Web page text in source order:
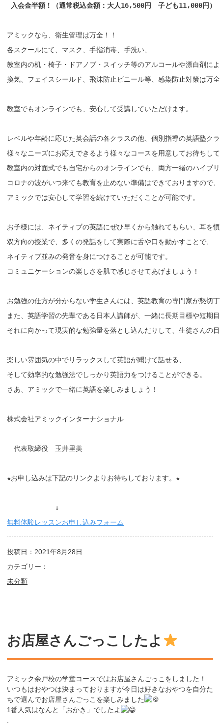
アミックなら、衛生管理は万全！！
各スクールにて、マスク、手指消毒、手洗い、
教室内の机・椅子・ドアノブ・スイッチ等のアルコールや漂白剤に
換気、フェイスシールド、飛沫防止ビニール等、感染防止対策は万
教室でもオンラインでも、安心して受講していただけます。
レベルや年齢に応じた英会話の各クラスの他、個別指導の英語塾ク
様々なニーズにお応えできるよう様々なコースを用意してお待ちし
教室内の対面式でも自宅からのオンラインでも、両方一緒のハイブ
コロナの波がいつ来ても教育を止めない準備はできておりますので、
アミックでは安心して学習を続けていただくことが可能です。
お子様には、ネイティブの英語にぜひ早くから触れてもらい、耳を
双方向の授業で、多くの発話をして実際に舌や口を動かすことで、
ネイティブ並みの発音を身につけることが可能です。
コミュニケーションの楽しさを肌で感じさせてあげましょう！
お勉強の仕方が分からない学生さんには、英語教育の専門家が懇切
また、英語学習の先輩である日本人講師が、一緒に長期目標や短期
それに向かって現実的な勉強量を落とし込んだりして、生徒さんの
楽しい雰囲気の中でリラックスして英語が聞けて話せる、
そして効率的な勉強法でしっかり英語力をつけることができる。
さあ、アミックで一緒に英語を楽しみましょう！
株式会社アミックインターナショナル
代表取締役　玉井里美
★お申し込みは下記のリンクよりお待ちしております。★
無料体験レッスンお申し込みフォーム
投稿日：2021年8月28日
カテゴリー：
未分類
お店屋さんごっこしたよ
アミック余戸校の学童コースではお店屋さんごっこをしました！
いつもはおやつは決まっておりますが今日は好きなおやつを自分た
ちで選んでお店屋さんごっこを楽しみました
1番人気はなんと「おかき」でしたよ
.